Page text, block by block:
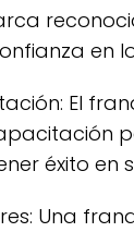
en
El
éxito en
Una